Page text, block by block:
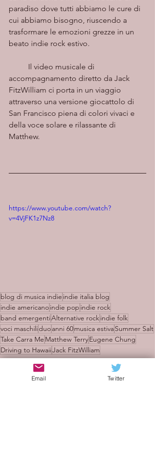
paradiso dove tutti abbiamo le cure di
cui abbiamo bisogno, riuscendo a
trasformare le emozioni grezze in un
beato indie rock estivo.
accompagnamento diretto da Jack
FitzWilliam ci porta in un viaggio
attraverso una versione giocattolo di
San Francisco piena di colori vivaci e
della voce solare e rilassante di
Matthew.
https://www.youtube.com/watch?
v=4VjFK1z7Nz8
blog di musica indie indie italia blog
indie americanoindie pop indie rock
band emergentiAlternative rockindie folk
voci maschiliduoanni 60musica estivaSummer Salt
Take Carra Me Matthew TerryEugene Chung
Driving to HawaiiJack FitzWilliam
Email Twitter